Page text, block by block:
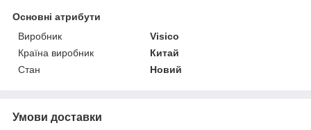
Основні атрибути
Виробник
Visico
Країна виробник
Китай
Стан
Новий
Умови доставки